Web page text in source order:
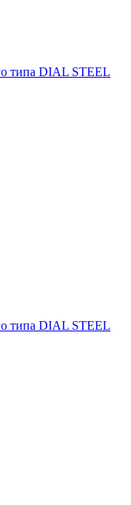
типа DIAL STEEL
типа DIAL STEEL